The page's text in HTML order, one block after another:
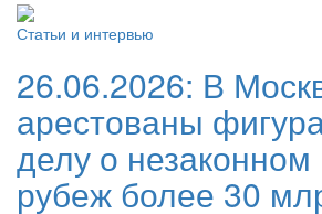
Статьи и интервью
26.06.2026: В
арестованы
делу о
рубеж более 30